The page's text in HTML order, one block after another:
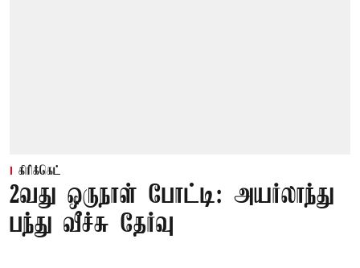
கிரிக்கெட்
2வது ஒருநாள் போட்டி: அயர்லாந்து
பந்து வீச்சு தேர்வு